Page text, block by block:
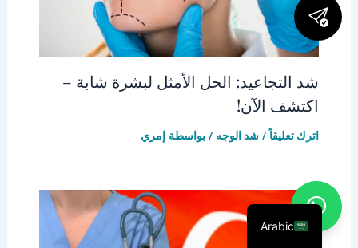
شد التجاعيد: الحل الأمثل لبشرة شابة –
اكتشف الآن!
اترك تعليقاً / شد الوجه / بواسطة إمري
Arabic